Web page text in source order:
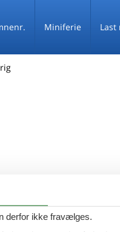
Miniferie Last
derfor ikke fravælges.